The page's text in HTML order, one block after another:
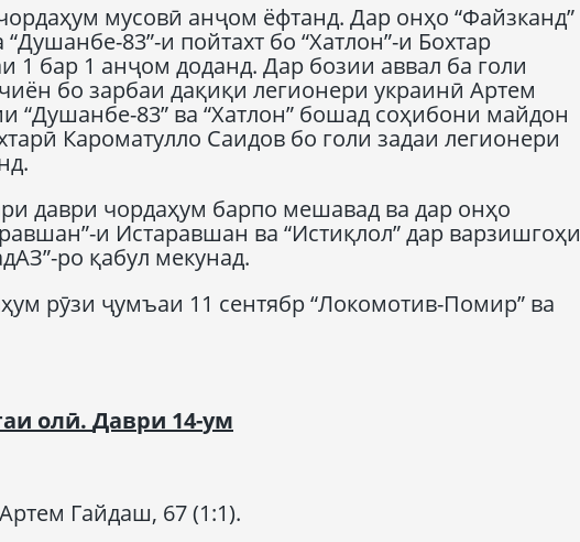
мусовӣ анҷом ёфтанд. Дар онҳо “Файзканд”
83”-и пойтахт бо “Хатлон”-и Бохтар
1 бар 1 анҷом доданд. Дар бозии аввал ба голи
бо зарбаи дақиқи легионери украинӣ Артем
“Душанбе-83” ва “Хатлон” бошад соҳибони майдон
Кароматулло Саидов бо голи задаи легионери
даври чордаҳум барпо мешавад ва дар онҳо
и Истаравшан ва “Истиқлол” дар варзишгоҳи
ро қабул мекунад.
рӯзи ҷумъаи 11 сентябр “Локомотив-Помир” ва
олӣ. Даври 14-ум
Гайдаш, 67 (1:1).